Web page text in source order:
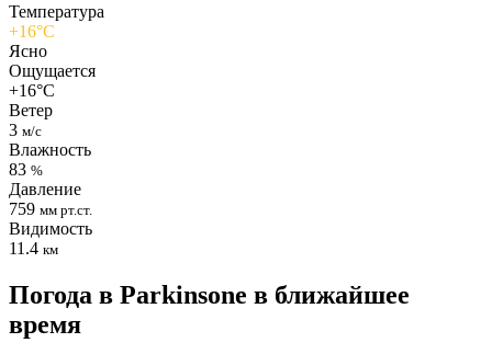
Температура
+16°C
Ясно
Ощущается
+16°C
Ветер
3 м/с
Влажность
83 %
Давление
759 мм рт.ст.
Видимость
11.4 км
Погода в Parkinsonе в ближайшее
время